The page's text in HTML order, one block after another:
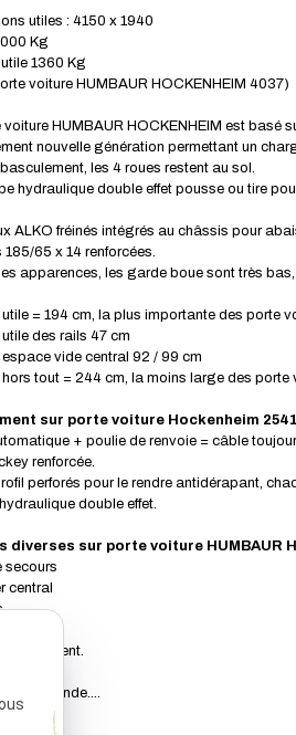
utiles : 4150 x 1940
Kg
1360 Kg
voiture HUMBAUR HOCKENHEIM 4037)
voiture HUMBAUR HOCKENHEIM est basé
nouvelle génération permettant un
les 4 roues restent au sol.
hydraulique double effet pousse ou tire
ALKO fréinés intégrés au châssis pour
185/65 x 14 renforcées.
apparences, les garde boue sont très
= 194 cm, la plus importante des porte
des rails 47 cm
vide central 92 / 99 cm
tout = 244 cm, la moins large des porte
sur porte voiture Hockenheim
+ poulie de renvoie = câble
renforcée.
perforés pour le rendre antidérapant,
double effet.
diverses sur porte voiture HUMBAUR
secours
central
rangement.
sur demande....